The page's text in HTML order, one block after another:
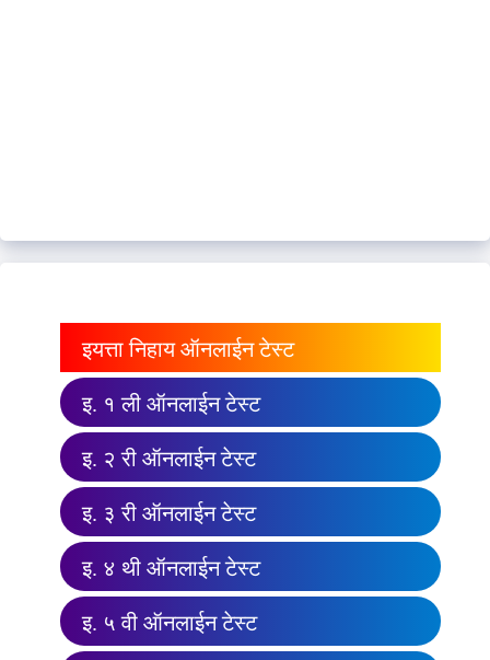
इयत्ता निहाय ऑनलाईन टेस्ट
इ. १ ली ऑनलाईन टेस्ट
इ. २ री ऑनलाईन टेस्ट
इ. ३ री ऑनलाईन टेस्ट
इ. ४ थी ऑनलाईन टेस्ट
इ. ५ वी ऑनलाईन टेस्ट